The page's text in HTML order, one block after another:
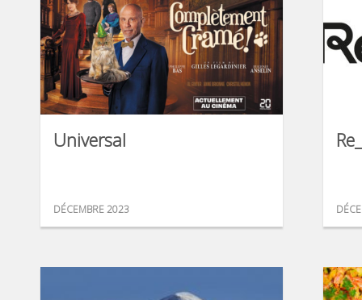
Universal
DÉCEMBRE 2023